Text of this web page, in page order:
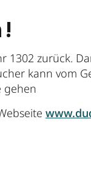
1302 zurück.
kann vom
gehen